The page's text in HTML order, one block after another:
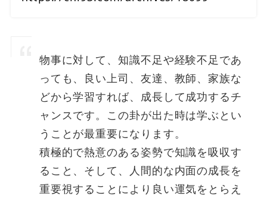
物事に対して、知識不足や経験不足であ
っても、良い上司、友達、教師、家族な
どから学習すれば、成長して成功するチ
ャンスです。この卦が出た時は学ぶとい
うことが最重要になります。
積極的で熱意のある姿勢で知識を吸収す
ること、そして、人間的な内面の成長を
重要視することにより良い運気をとらえ